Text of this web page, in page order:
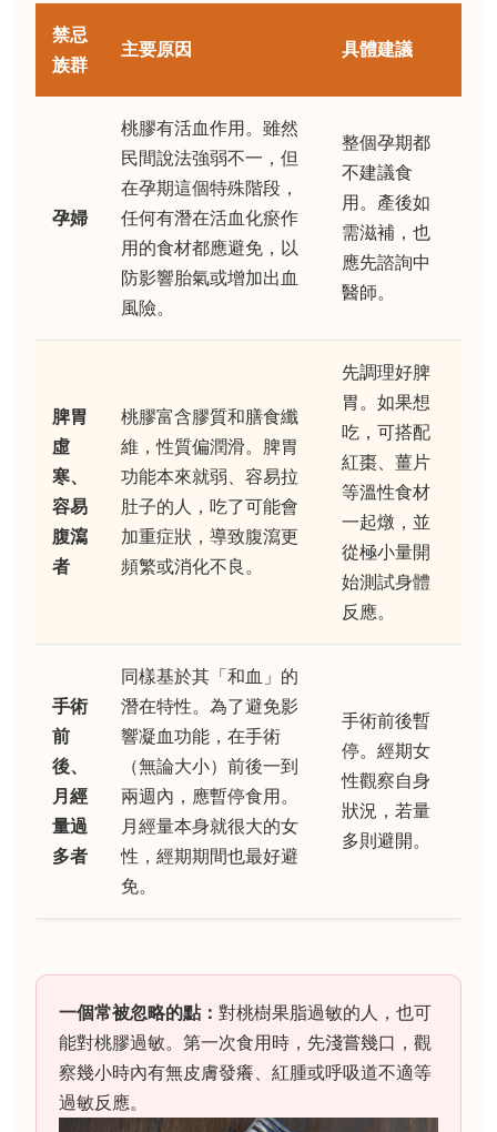
禁忌
族群
主要原因 具體建議
孕婦
桃膠有活血作用。雖然
民間說法強弱不一，但
在孕期這個特殊階段，
任何有潛在活血化瘀作
用的食材都應避免，以
防影響胎氣或增加出血
風險。
整個孕期都
不建議食
用。產後如
需滋補，也
應先諮詢中
醫師。
脾胃
虛
寒、
容易
腹瀉
者
桃膠富含膠質和膳食纖
維，性質偏潤滑。脾胃
功能本來就弱、容易拉
肚子的人，吃了可能會
加重症狀，導致腹瀉更
頻繁或消化不良。
先調理好脾
胃。如果想
吃，可搭配
紅棗、薑片
等溫性食材
一起燉，並
從極小量開
始測試身體
反應。
手術
前
後、
月經
量過
多者
同樣基於其「和血」的
潛在特性。為了避免影
響凝血功能，在手術
（無論大小）前後一到
兩週內，應暫停食用。
月經量本身就很大的女
性，經期期間也最好避
免。
手術前後暫
停。經期女
性觀察自身
狀況，若量
多則避開。
一個常被忽略的點： 對桃樹果脂過敏的人，也可
能對桃膠過敏。第一次食用時，先淺嘗幾口，觀
察幾小時內有無皮膚發癢、紅腫或呼吸道不適等
過敏反應。